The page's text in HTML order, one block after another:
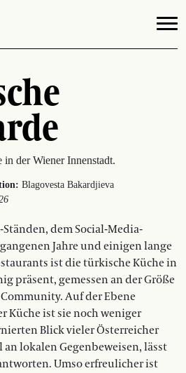
in der Wiener Innenstadt.
Blagovesta Bakardjieva
dem Social-Media-
Jahre und einigen lange
ist die türkische Küche in
präsent, gemessen an der Größe
Auf der Ebene
Küche ist sie noch weniger
Blick vieler Österreicher
lokalen Gegenbeweisen, lässt
Umso erfreulicher ist